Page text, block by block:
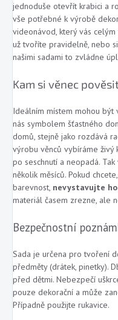
jednoduše otevřít krabici a
vše potřebné k výrobě
videonávod, který vás
už tvoříte pravidelně, nebo si
našimi sadami to zvládne
Kam si věnec
Ideálním místem mohou být
nás symbolem šťastného
domů, stejně jako rozdává
výrobu věnců vybíráme živý
po seschnutí a neopadá.
několik měsíců. Pokud
barevnost, nevystavujte
materiál časem zrezne, ale
Bezpečnostní
Sada je určena pro tvoření
předměty (drátek, pinetky).
před dětmi. Nebezpečí
pouze dekorační a může
Případně použijte rukavice.